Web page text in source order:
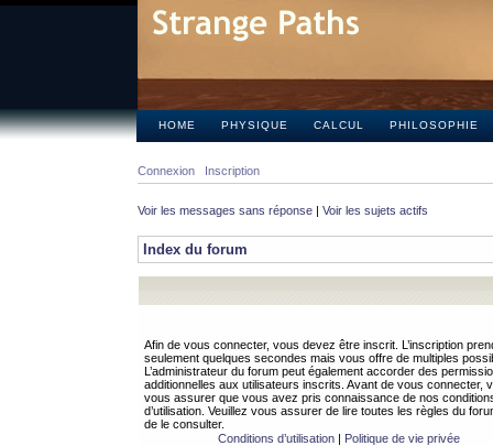
HOME PHYSIQUE CALCUL PHILOSOPHIE
Connexion Inscription
Voir les messages sans réponse | Voir les sujets actifs
Index du forum
Afin de vous connecter, vous devez être inscrit. L’inscription
seulement quelques secondes mais vous offre de multiples
L’administrateur du forum peut également accorder des
additionnelles aux utilisateurs inscrits. Avant de vous connecter,
vous assurer que vous avez pris connaissance de nos
d’utilisation. Veuillez vous assurer de lire toutes les règles du
de le consulter.
Conditions d’utilisation| Politique de vie privée